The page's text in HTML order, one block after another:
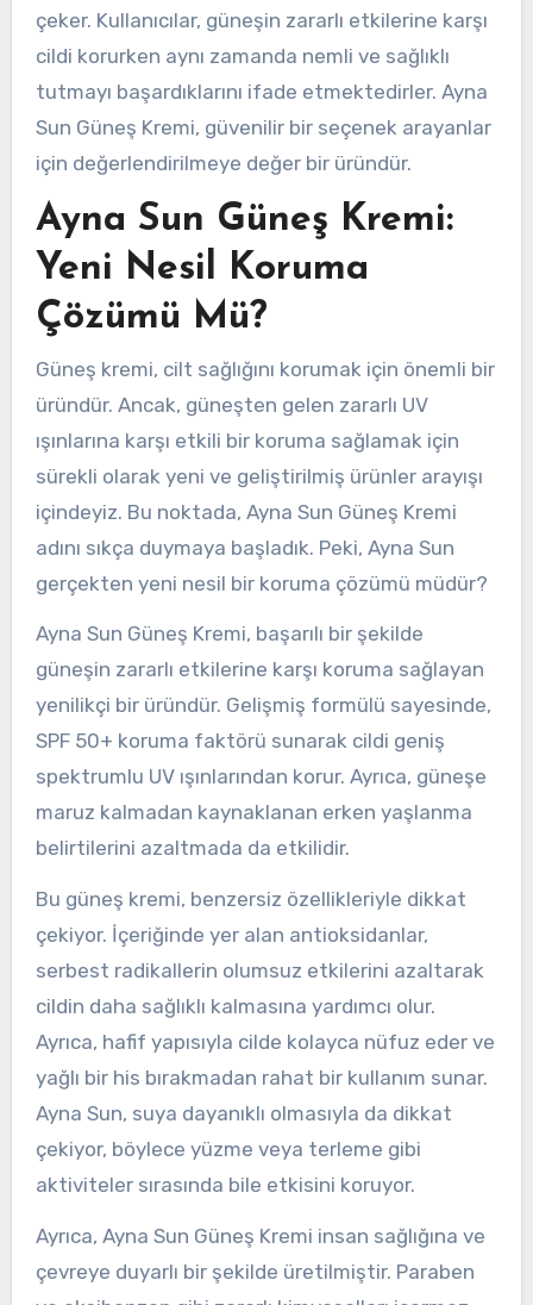
çeker. Kullanıcılar, güneşin zararlı etkilerine karşı
cildi korurken aynı zamanda nemli ve sağlıklı
tutmayı başardıklarını ifade etmektedirler. Ayna
Sun Güneş Kremi, güvenilir bir seçenek arayanlar
için değerlendirilmeye değer bir üründür.
Ayna Sun Güneş Kremi:
Yeni Nesil Koruma
Çözümü Mü?
Güneş kremi, cilt sağlığını korumak için önemli bir
üründür. Ancak, güneşten gelen zararlı UV
ışınlarına karşı etkili bir koruma sağlamak için
sürekli olarak yeni ve geliştirilmiş ürünler arayışı
içindeyiz. Bu noktada, Ayna Sun Güneş Kremi
adını sıkça duymaya başladık. Peki, Ayna Sun
gerçekten yeni nesil bir koruma çözümü müdür?
Ayna Sun Güneş Kremi, başarılı bir şekilde
güneşin zararlı etkilerine karşı koruma sağlayan
yenilikçi bir üründür. Gelişmiş formülü sayesinde,
SPF 50+ koruma faktörü sunarak cildi geniş
spektrumlu UV ışınlarından korur. Ayrıca, güneşe
maruz kalmadan kaynaklanan erken yaşlanma
belirtilerini azaltmada da etkilidir.
Bu güneş kremi, benzersiz özellikleriyle dikkat
çekiyor. İçeriğinde yer alan antioksidanlar,
serbest radikallerin olumsuz etkilerini azaltarak
cildin daha sağlıklı kalmasına yardımcı olur.
Ayrıca, hafif yapısıyla cilde kolayca nüfuz eder ve
yağlı bir his bırakmadan rahat bir kullanım sunar.
Ayna Sun, suya dayanıklı olmasıyla da dikkat
çekiyor, böylece yüzme veya terleme gibi
aktiviteler sırasında bile etkisini koruyor.
Ayrıca, Ayna Sun Güneş Kremi insan sağlığına ve
çevreye duyarlı bir şekilde üretilmiştir. Paraben